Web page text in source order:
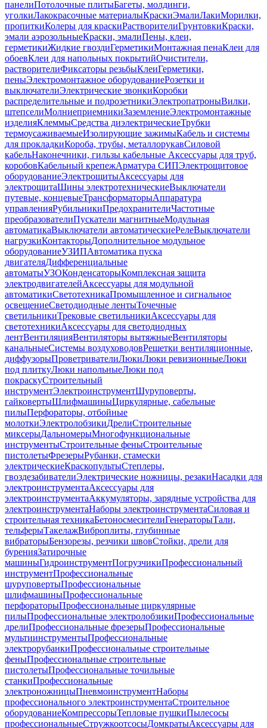
панелиПотолочные плитыБагеты, молдинги,
уголкиЛакокрасочные материалыКраскиЭмалиЛакиМорилки,
пропиткиКолеры для краскиРастворителиГрунтовкиКраски,
эмали аэрозольныеКраски, эмалиПены, клеи,
герметикиЖидкие гвоздиГерметикиМонтажная пенаКлеи для
обоевКлеи для напольных покрытийОчистители,
растворителиФиксаторы резьбыКлеиГерметики,
пеныЭлектромонтажное оборудованиеРозетки и
выключателиЭлектрические звонкиКоробки
распределительные и подрозетникиЭлектропатроныВилки,
штепселиМолниеприемникиЗаземлениеЭлектромонтажные
изделияКлеммыСредства диэлектрическиеТрубки
термоусаживаемыеИзолирующие зажимыКабель и системы
для прокладкиКороба, трубы, металлорукавСиловой
кабельНаконечники, гильзы кабельные Аксессуары для труб,
коробовКабельный крепежАрматура СИПЭлектрощитовое
оборудованиеЭлектрощитыАксессуары для
электрощитаШины электротехническиеВыключатели
путевые, концевыеТрансформаторыАппаратура
управленияРубильникиПредохранителиЧастотные
преобразователиПускатели магнитныеМодульная
автоматикаВыключатели автоматическиеРелеВыключатели
нагрузкиКонтакторыДополнительное модульное
оборудованиеУЗИПАвтоматика пуска
двигателяДифференциальные
автоматыУЗОКонденсаторыКомплексная защита
электродвигателейАксессуары для модульной
автоматикиСветотехникаПромышленное и сигнальное
освещениеСветодиодные лентыТочечные
светильникиТрековые светильникиАксессуары для
светотехникиАксессуары для светодиодных
лентВентиляцияВентиляторы вытяжныеВентиляторы
канальныеСистемы воздуховодовРешетки вентиляционные,
диффузорыПроветривателиЛюкиЛюки ревизионныеЛюки
под плиткуЛюки напольныеЛюки под
покраскуСтроительный
инструментЭлектроинструментШуруповерты,
гайковертыШлифмашиныЦиркулярные, сабельные
пилыПерфораторы, отбойные
молоткиЭлектролобзикиДрелиСтроительные
миксерыДальномерыМногофункциональные
инструментыСтроительные феныСтроительные
пистолетыФрезерыРубанки, стамески
электрическиеКраскопультыСтеплеры,
гвоздезабивателиЭлектрические ножницы, резакиНасадки для
электроинструментаАксессуары для
электроинструментаАккумуляторы, зарядные устройства для
электроинструментаНаборы электроинструментаСиловая и
строительная техникаБетоносмесителиГенераторыТали,
тельферыТакелажВиброплиты, глубинные
вибраторыБензорезы, резчики швовСтойки, дрели для
буренияЗатирочные
машиныГидроинструментПогрузчикиПрофессиональный
инструментПрофессиональные
шуруповертыПрофессиональные
шлифмашиныПрофессиональные
перфораторыПрофессиональные циркулярные
пилыПрофессиональные электролобзикиПрофессиональные
дрелиПрофессиональные фрезерыПрофессиональные
мультиинструментыПрофессиональные
электрорубанкиПрофессиональные строительные
феныПрофессиональные строительные
пистолетыПрофессиональные точильные
станкиПрофессиональные
электроножницыПневмоинструментНаборы
профессионального электроинструментаСтроительное
оборудованиеКомпрессорыТепловые пушкиПылесосы
профессиональныеСтружкоотсосыДомкратыАксессуары для